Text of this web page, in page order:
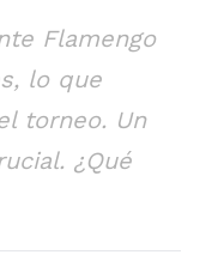
Flamengo
lo que
torneo. Un
¿Qué